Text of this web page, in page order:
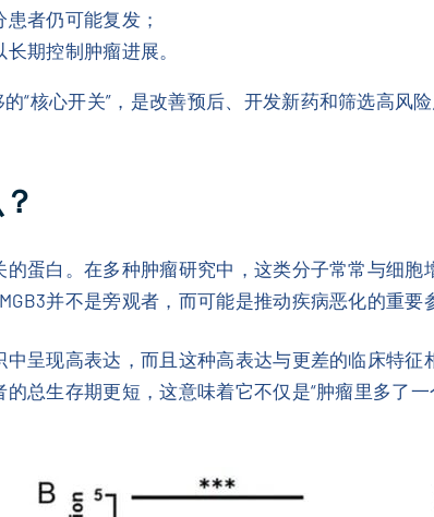
者仍可能复发；
期控制肿瘤进展。
“核心开关”，是改善预后、开发新药和筛选高风险
蛋白。在多种肿瘤研究中，这类分子常常与细
并不是旁观者，而可能是推动疾病恶化的重要
中呈现高表达，而且这种高表达与更差的临床特
总生存期更短，这意味着它不仅是“肿瘤里多了